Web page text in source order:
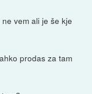
vem ali je še kje
prodas za tam